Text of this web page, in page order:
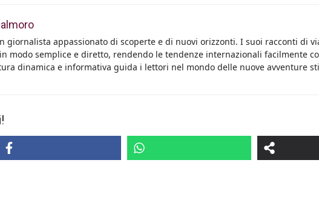
giornalista appassionato di scoperte e di nuovi orizzonti. I suoi racconti di
modo semplice e diretto, rendendo le tendenze internazionali facilmente
dinamica e informativa guida i lettori nel mondo delle nuove avventure